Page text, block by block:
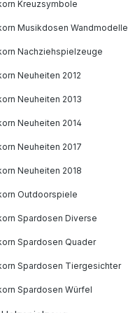
Kreuzsymbole
Musikdosen Wandmodelle
Nachziehspielzeuge
Neuheiten 2012
Neuheiten 2013
Neuheiten 2014
Neuheiten 2017
Neuheiten 2018
Outdoorspiele
Spardosen Diverse
Spardosen Quader
Spardosen Tiergesichter
Spardosen Würfel